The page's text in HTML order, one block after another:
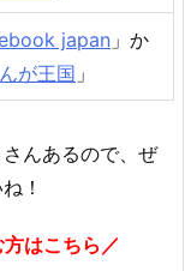
japan 」か
が王国 」
んあるので、ぜ
！
はこちら／